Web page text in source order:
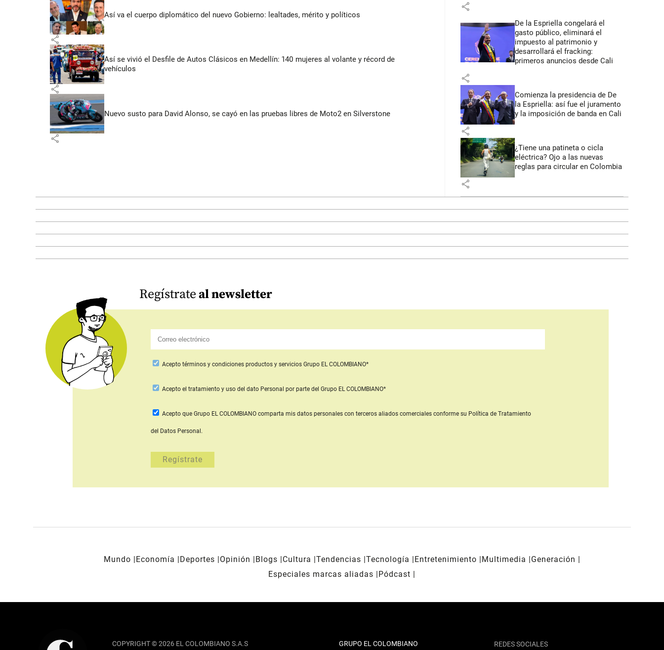
Así va el cuerpo diplomático del nuevo Gobierno: lealtades, mérito y políticos
share
Así se vivió el Desfile de Autos Clásicos en Medellín: 140 mujeres al volante y récord de
vehículos
share
Nuevo susto para David Alonso, se cayó en las pruebas libres de Moto2 en Silverstone
share
share
De la Espriella congelará el
gasto público, eliminará el
impuesto al patrimonio y
desarrollará el fracking:
primeros anuncios desde Cali
share
Comienza la presidencia de De
la Espriella: así fue el juramento
y la imposición de banda en Cali
share
¿Tiene una patineta o cicla
eléctrica? Ojo a las nuevas
reglas para circular en Colombia
share
Regístrateal newsletter
Acepto términos y condiciones productos y servicios Grupo EL COLOMBIANO*
Aceptoel tratamiento y uso del dato Personal por parte del Grupo EL COLOMBIANO*
Acepto que Grupo EL COLOMBIANO comparta mis datos personales con terceros aliados comercialesconforme su Política de Tratamiento
del Datos Personal.
Mundo Economía Deportes Opinión Blogs Cultura Tendencias Tecnología Entretenimiento Multimedia
Generación
Especiales marcas aliadas
Pódcast
COPYRIGHT © 2026 EL COLOMBIANO S.A.S
GRUPO EL COLOMBIANO REDES SOCIALES